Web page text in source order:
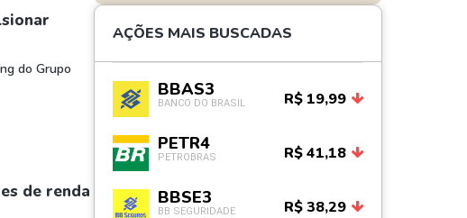
do Grupo
de renda
AÇÕES MAIS BUSCADAS
BBAS3
BANCO DO BRASIL R$ 19,99
PETR4
PETROBRAS R$ 41,18
BBSE3
BB SEGURIDADE R$ 38,29